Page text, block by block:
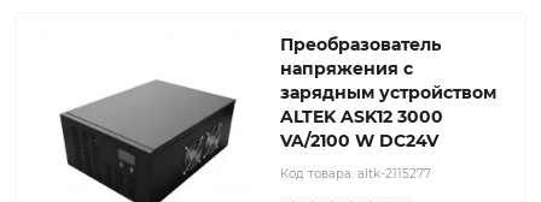
Преобразователь
напряжения с
зарядным устройством
ALTEK ASK12 3000
VA/2100 W DC24V
Код товара: altk-2115277